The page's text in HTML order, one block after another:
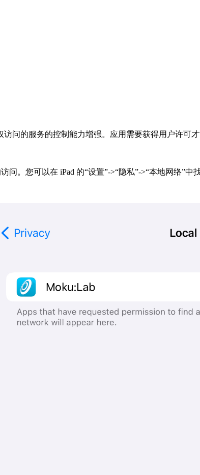
问的服务的控制能力增强。应用需要获得用户许可才
问。您可以在 iPad 的“设置”->“隐私”->“本地网络”中